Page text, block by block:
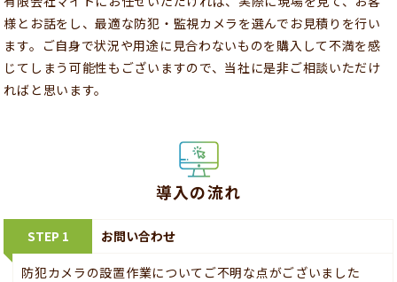
様とお話をし、最適な防犯・監視カメラを選んでお見積りを行い
ます。ご自身で状況や用途に見合わないものを購入して不満を感
じてしまう可能性もございますので、当社に是非ご相談いただけ
ればと思います。
導入の流れ
STEP 1 お問い合わせ
防犯カメラの設置作業についてご不明な点がございました